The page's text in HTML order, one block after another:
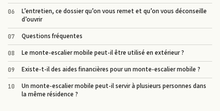
L’entretien, ce dossier qu’on vous remet et qu’on vous déconseille
d’ouvrir
Questions fréquentes
Le monte-escalier mobile peut-il être utilisé en extérieur ?
Existe-t-il des aides financières pour un monte-escalier mobile ?
Un monte-escalier mobile peut-il servir à plusieurs personnes dans
la même résidence ?